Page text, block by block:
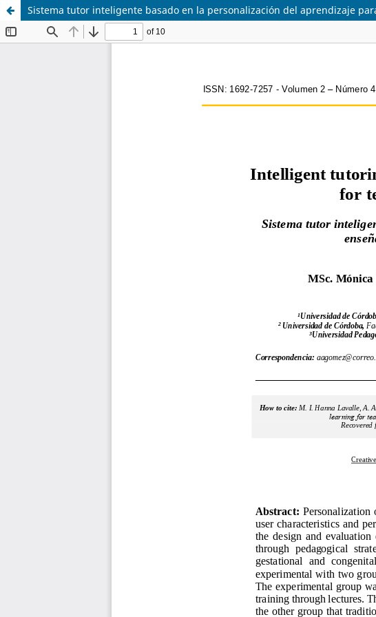
Sistema tutor inteligente basado en la personalización del aprendizaje